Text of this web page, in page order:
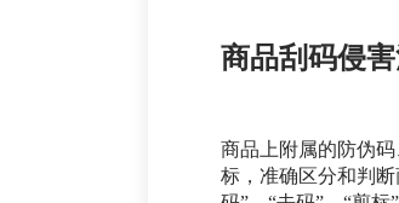
商品刮码侵
商品上附属的防伪
标，准确区分和判